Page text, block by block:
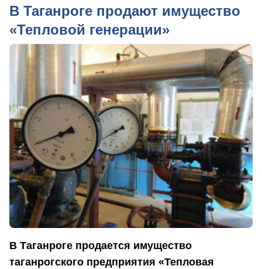
В Таганроге продают имущество
«Тепловой генерации»
В Таганроге продается имущество
таганрогского предприятия «Тепловая